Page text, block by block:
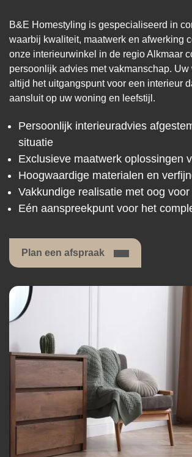
B&E Homestyling is gespecialiseerd in
waarbij kwaliteit, maatwerk en afwerking
onze interieurwinkel in de regio Alkmaar
persoonlijk advies met vakmanschap. Uw
altijd het uitgangspunt voor een interieur
aansluit op uw woning en leefstijl.
Persoonlijk interieuradvies
situatie
Exclusieve maatwerk oplossingen
Hoogwaardige materialen en
Vakkundige realisatie met oog voor
Eén aanspreekpunt voor het
Plan een afspraak